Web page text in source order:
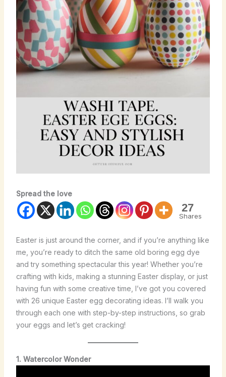
Spread the love
27
Shares
Easter is just around the corner, and if you’re anything like
me, you’re ready to ditch the same old boring egg dye
and try something spectacular this year! Whether you’re
crafting with kids, making a stunning Easter display, or just
having fun with some creative time, I’ve got you covered
with 26 unique Easter egg decorating ideas. I’ll walk you
through each one with step-by-step instructions, so grab
your eggs and let’s get cracking!
1. Watercolor Wonder